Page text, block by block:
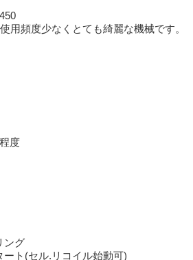
用頻度少なくとても綺麗な機械です。
度
ング
ート(セル.リコイル始動可)